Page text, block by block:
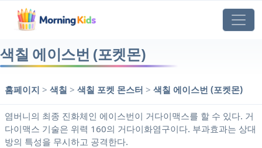
색칠 에이스번 (포켓몬)
홈페이지 > 색칠 > 색칠 포켓 몬스터 > 색칠 에이스번 (포켓몬)
염버니의 최종 진화체인 에이스번이 거다이맥스를 할 수 있다. 거
다이맥스 기술은 위력 160의 거다이화염구이다. 부과효과는 상대
방의 특성을 무시하고 공격한다.